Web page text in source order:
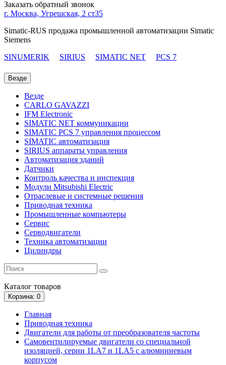
Заказать обратный звонок
г. Москва, Угрешская, 2 ст35
Simatic-RUS продажа промышленной автоматизации Simatic
Siemens
SINUMERIK
SIRIUS SIMATIC NET PCS 7
Везде
Везде
CARLO GAVAZZI
IFM Electronic
SIMATIC NET коммуникации
SIMATIC PCS 7 управления процессом
SIMATIC автоматизация
SIRIUS аппараты управления
Автоматизация зданий
Датчики
Контроль качества и инспекция
Модули Mitsubishi Electric
Отраслевые и системные решения
Приводная техника
Промышленные компьютеры
Сервис
Серводвигатели
Техника автоматизации
Цилиндры
Каталог товаров
Корзина: 0
Главная
Приводная техника
Двигатели для работы от преобразователя частоты
Самовентилируемые двигатели со специальной
изоляцией, серии 1LA7 и 1LA5 с алюминиевым
корпусом